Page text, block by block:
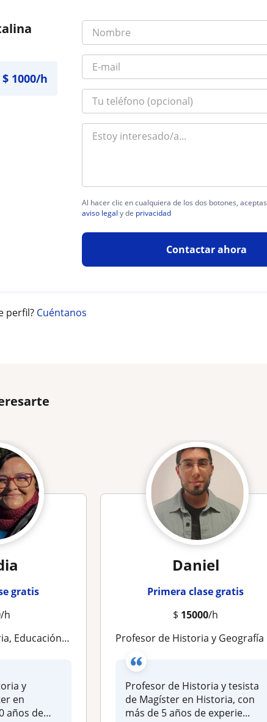
$ 1000/h
Al hacer clic en cualquiera de los dos botones,
aviso legal y de privacidad
Contactar ahora
perfil? Cuéntanos
gratis
/h
y Humanidades
y
en
años de
Daniel
Primera clase gratis
$ 15000/h
Profesor de Historia y Geografía ofrece clases particulares (presencial y online) para preparación de exámenes libres y PAES
Profesor de Historia y tesista
de Magíster en Historia, con
más de 5 años de experie...